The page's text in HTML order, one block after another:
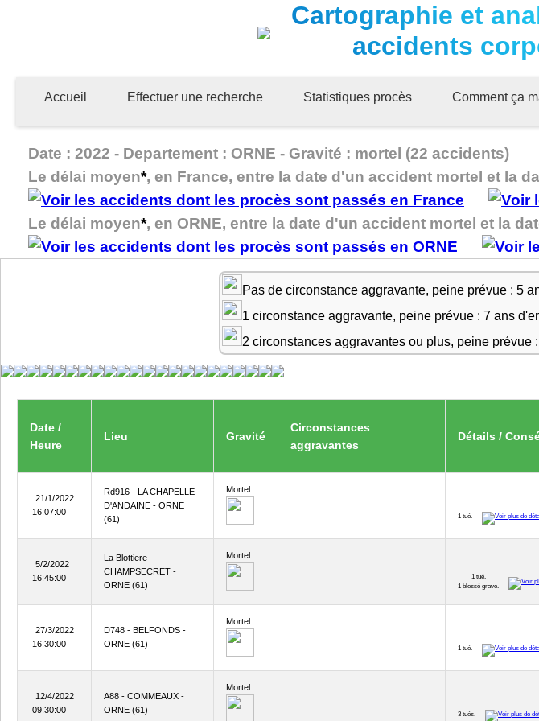
Cartographie et
accidents
Accueil Effectuer une recherche Statistiques procès Comment ça
Date : 2022 - Departement : ORNE - Gravité : mortel (22 accidents)
Le délai moyen*, en France, entre la date d'un accident mortel et la
Le délai moyen*, en ORNE, entre la date d'un accident mortel et la
Pas de circonstance aggravante, peine prévue : 5
1 circonstance aggravante, peine prévue : 7 ans
2 circonstances aggravantes ou plus, peine
Date /
Heure
Lieu Gravité
Circonstances
aggravantes
Détails /
21/1/2022
16:07:00
Rd916 - LA CHAPELLE-
D'ANDAINE - ORNE
(61)
Mortel
1 tué.
5/2/2022
16:45:00
La Blottiere -
CHAMPSECRET -
ORNE (61)
Mortel
1 tué.
1 blessé grave.
27/3/2022
16:30:00
D748 - BELFONDS -
ORNE (61)
Mortel
1 tué.
12/4/2022
09:30:00
A88 - COMMEAUX -
ORNE (61)
Mortel
3 tués.